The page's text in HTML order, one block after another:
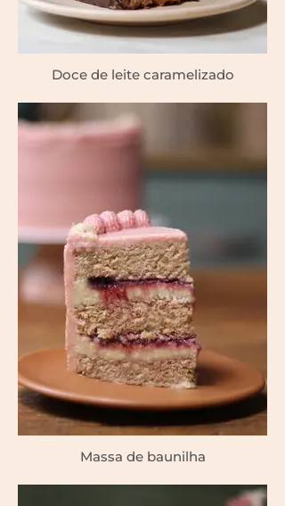
Doce de leite caramelizado
Massa de baunilha